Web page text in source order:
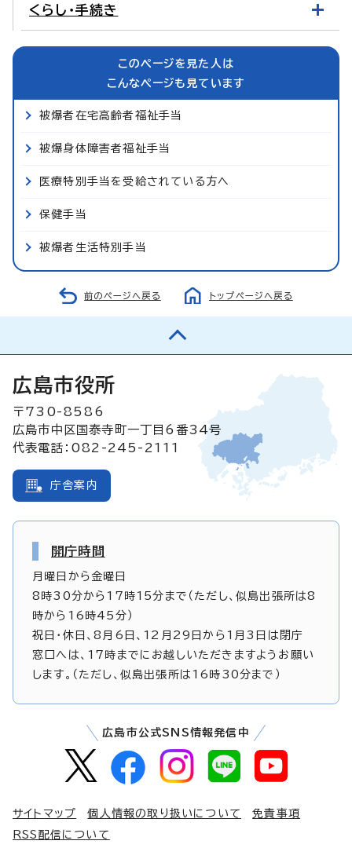
くらし・手続き
このページを見た人は
こんなページも見ています
被爆者在宅高齢者福祉手当
被爆身体障害者福祉手当
医療特別手当を受給されている方へ
保健手当
被爆者生活特別手当
前のページへ戻る トップページへ戻る
広島市役所
〒730-8586
広島市中区国泰寺町一丁目6番34号
代表電話：082-245-2111
庁舎案内
開庁時間
月曜日から金曜日
8時30分から17時15分まで（ただし、似島出張所は8
時から16時45分）
祝日・休日、8月6日、12月29日から1月3日は閉庁
窓口へは、17時までにお越しいただきますようお願い
します。（ただし、似島出張所は16時30分まで）
広島市公式SNS情報発信中
サイトマップ 個人情報の取り扱いについて
免責事項
RSS配信について